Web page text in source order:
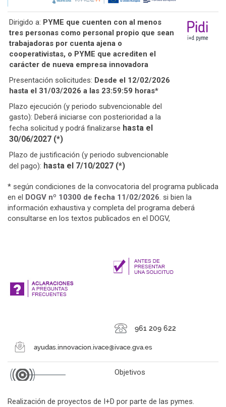
Dirigido a: PYME que cuenten con al menos
tres personas como personal propio que sean
trabajadoras por cuenta ajena o
cooperativistas, o PYME que acrediten el
carácter de nueva empresa innovadora
Presentación solicitudes: Desde el 12/02/2026
hasta el 31/03/2026 a las 23:59:59 horas*
Plazo ejecución (y periodo subvencionable del
gasto): Deberá iniciarse con posterioridad a la
fecha solicitud y podrá finalizarse hasta el
30/06/2027 (*)
Plazo de justificación (y periodo subvencionable
del pago): hasta el 7/10/2027 (*)
* según condiciones de la convocatoria del programa publicada
en el
DOGV nº 10300 de fecha 11/02/2026. si bien la
información exhaustiva y completa del programa deberá
consultarse en los textos publicados en el DOGV,
Objetivos
Realización de proyectos de I+D por parte de las pymes.